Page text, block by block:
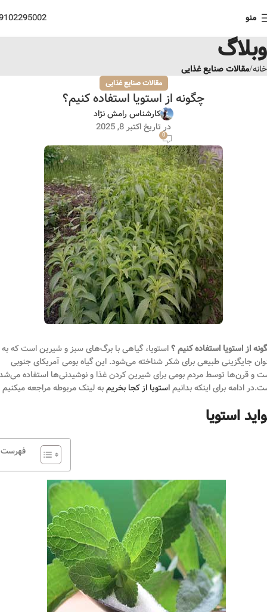
منو
وبلاگ
خانه مقالات صنایع غذایی
مقالات صنایع غذایی
چگونه از استویا استفاده کنیم؟
کارشناس رامش نژاد
در تاریخ اکتبر 8, 2025
0
از استویا استفاده کنیم ؟استویا، گیاهی با برگ‌های سبز و شیرین است که به
جایگزینی طبیعی برای شکر شناخته می‌شود. این گیاه بومی آمریکای جنوبی
و قرن‌ها توسط مردم بومی برای شیرین کردن غذا و نوشیدنی‌ها استفاده
ادامه برای اینکه بدانیماستویا از کجا بخریمبه لینک مربوطه مراجعه
استویا
فهرست